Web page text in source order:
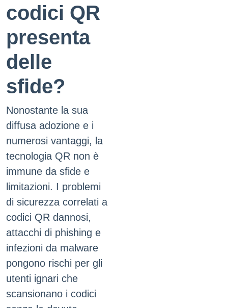
codici QR
presenta
delle
sfide?
Nonostante la sua
diffusa adozione e i
numerosi vantaggi, la
tecnologia QR non è
immune da sfide e
limitazioni. I problemi
di sicurezza correlati a
codici QR dannosi,
attacchi di phishing e
infezioni da malware
pongono rischi per gli
utenti ignari che
scansionano i codici